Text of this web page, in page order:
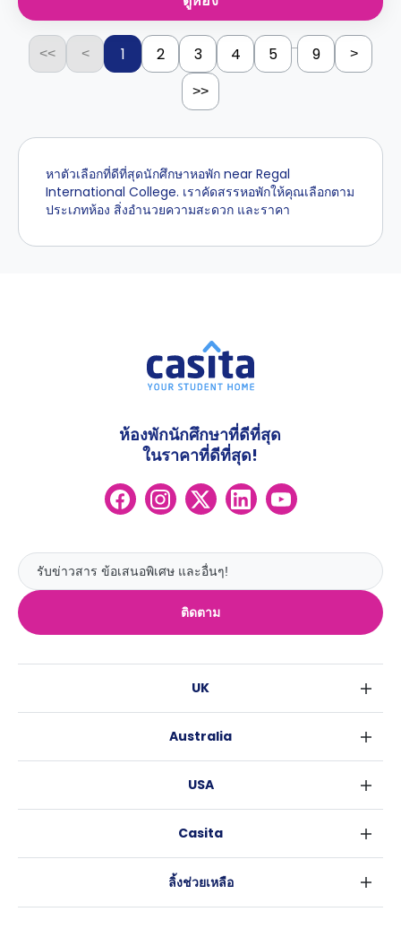
<< < 1 2 3 4 5 ... 9 >
>>
หาตัวเลือกที่ดีที่สุดนักศึกษาหอพัก near Regal
International College. เราคัดสรรหอพักให้คุณเลือกตาม
ประเภทห้อง สิ่งอำนวยความสะดวก และราคา
ติดตาม
ห้องพักนักศึกษาที่ดีที่สุด
ในราคาที่ดีที่สุด!
UK
เอดินเบอระ
ลีดส์
Australia
บริสเบน
อะเดลายด์
USA
แอตแลนตา
Casita
ลิ้งช่วยเหลือ